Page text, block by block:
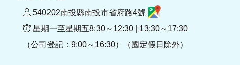
540202南投縣南投市省府路4號
星期一至星期五8:30～12:30 | 13:30～17:30
（公司登記：9:00～16:30）（國定假日除外）